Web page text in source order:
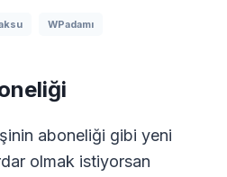
WPadamı
aboneliği gibi yeni
olmak istiyorsan